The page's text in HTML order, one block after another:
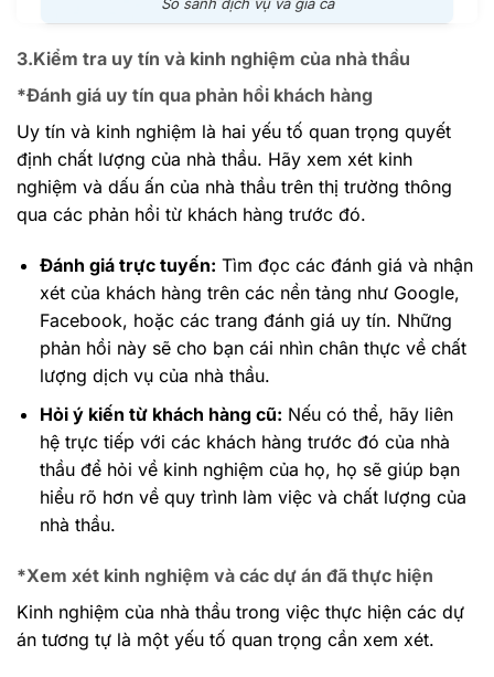
So sánh dịch vụ và giá cả
3.Kiểm tra uy tín và kinh nghiệm của nhà thầu
*Đánh giá uy tín qua phản hồi khách hàng
Uy tín và kinh nghiệm là hai yếu tố quan trọng quyết
định chất lượng của nhà thầu. Hãy xem xét kinh
nghiệm và dấu ấn của nhà thầu trên thị trường thông
qua các phản hồi từ khách hàng trước đó.
Đánh giá trực tuyến: Tìm đọc các đánh giá và nhận
xét của khách hàng trên các nền tảng như Google,
Facebook, hoặc các trang đánh giá uy tín. Những
phản hồi này sẽ cho bạn cái nhìn chân thực về chất
lượng dịch vụ của nhà thầu.
Hỏi ý kiến từ khách hàng cũ: Nếu có thể, hãy liên
hệ trực tiếp với các khách hàng trước đó của nhà
thầu để hỏi về kinh nghiệm của họ, họ sẽ giúp bạn
hiểu rõ hơn về quy trình làm việc và chất lượng của
nhà thầu.
*Xem xét kinh nghiệm và các dự án đã thực hiện
Kinh nghiệm của nhà thầu trong việc thực hiện các dự
án tương tự là một yếu tố quan trọng cần xem xét.